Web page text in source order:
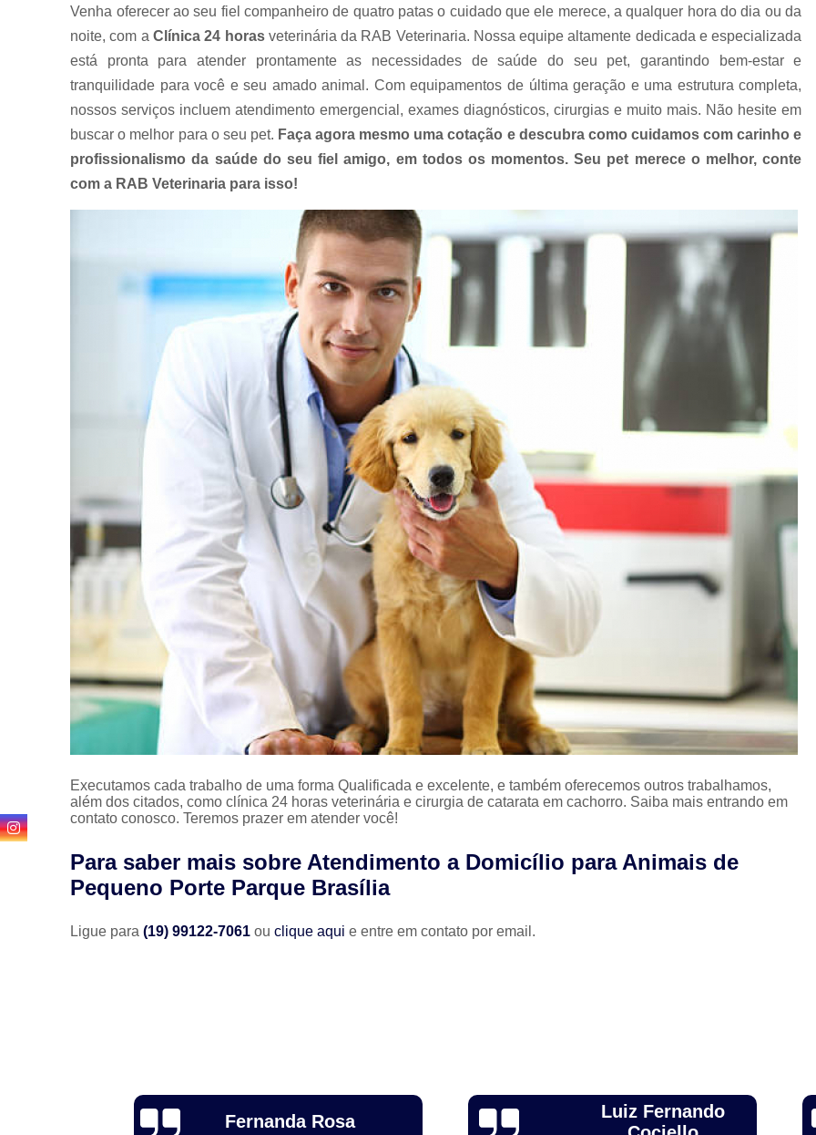
Consulta para Cachorro
Consulta
Consulta Veterinária Dermatológica para
Consulta Veterinária para Animais de
Consulta Veterinária para
Consulta Veterinária para Gatos
Exames Laboratoriais Animais
Exames Laboratoriais para Cachorro
Exames Laboratoriais para Cachorro São Paulo
Exames Laboratoriais para Cães e
Exames Laboratoriais para
Exame Cardiograma para
Exame de
Exame de Ultrassom para Gato
Exame para
Exame para Cachorro
Exames
Laserterapia para Animais Pequenos
Laserterapia para Cães e
Laserterapia para Gatos e Cachorros
Laserterapia Pet São Paulo
Limpeza de
Limpeza de Tártaro Canino
Limpeza de
Limpeza de Tártaro em Cães
Limpeza de
Limpeza Dentária Canina
Limpeza Tártaro São Paulo
Odonto para Cães e Gatos
Odonto para
Odontologia para Animais de
Odontologia para Cachorro Campinas
Venha oferecer ao seu fiel companheiro de quatro patas o cuidado que ele merece, a qualquer hora do dia ou da
noite, com a Clínica 24 horasveterinária da RAB Veterinaria. Nossa equipe altamente dedicada e especializada
está pronta para atender prontamente as necessidades de saúde do seu pet, garantindo bem-estar e
tranquilidade para você e seu amado animal. Com equipamentos de última geração e uma estrutura completa,
nossos serviços incluem atendimento emergencial, exames diagnósticos, cirurgias e muito mais. Não hesite em
buscar o melhor para o seu pet. Faça agora mesmo uma cotação e descubra como cuidamos com carinho e
profissionalismo da saúde do seu fiel amigo, em todos os momentos. Seu pet merece o melhor, conte
com a RAB Veterinaria para isso!
Executamos cada trabalho de uma forma Qualificada e excelente, e também oferecemos outros trabalhamos,
além dos citados, como clínica 24 horas veterinária e cirurgia de catarata em cachorro. Saiba mais entrando em
contato conosco. Teremos prazer em atender você!
Para saber mais sobre Atendimento a Domicílio para Animais de
Pequeno Porte Parque Brasília
Ligue para(19) 99122-7061ouclique aqui e entre em contato por email.
Luiz Fernando
Alexandre Toebe